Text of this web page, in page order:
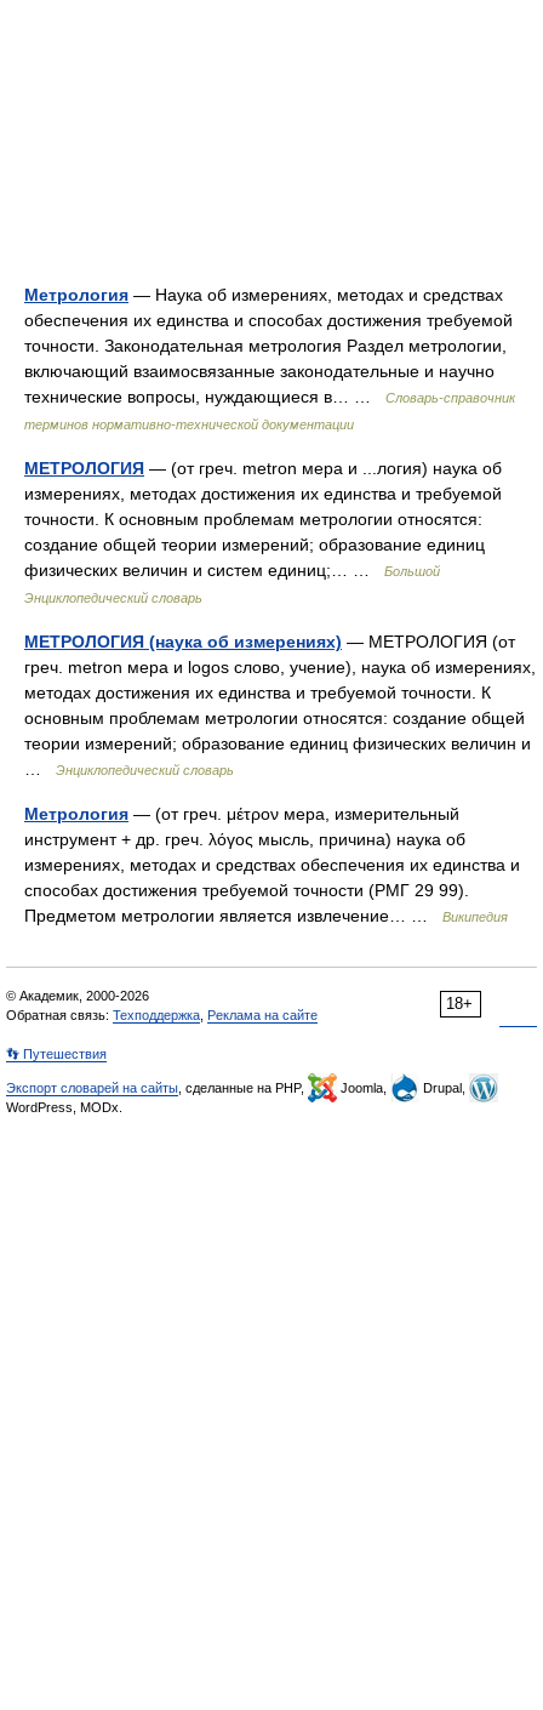
Метрология — Наука об измерениях, методах и средствах
обеспечения их единства и способах достижения требуемой
точности. Законодательная метрология Раздел метрологии,
включающий взаимосвязанные законодательные и научно
технические вопросы, нуждающиеся в… …
Словарь-справочник
терминов нормативно-технической документации
МЕТРОЛОГИЯ — (от греч. metron мера и ...логия) наука об
измерениях, методах достижения их единства и требуемой
точности. К основным проблемам метрологии относятся:
создание общей теории измерений; образование единиц
физических величин и систем единиц;… …
Большой
Энциклопедический словарь
МЕТРОЛОГИЯ (наука об измерениях) — МЕТРОЛОГИЯ (от
греч. metron мера и logos слово, учение), наука об измерениях,
методах достижения их единства и требуемой точности. К
основным проблемам метрологии относятся: создание общей
теории измерений; образование единиц физических величин и
Энциклопедический словарь
Метрология — (от греч. μέτρον мера, измерительный
инструмент + др. греч. λόγος мысль, причина) наука об
измерениях, методах и средствах обеспечения их единства и
способах достижения требуемой точности (РМГ 29 99).
Предметом метрологии является извлечение… …
Википедия
18+
© Академик, 2000-2026
Обратная связь: Техподдержка Реклама на сайте
👣 Путешествия
Экспорт словарей на сайты , сделанные на PHP, Joomla,
Drupal,
WordPress, MODx.